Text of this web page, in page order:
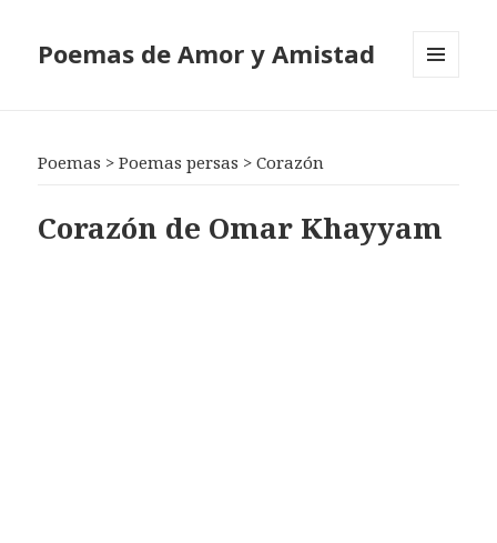
Poemas de Amor y Amistad
Poemas >Poemas persas >Corazón
Corazón de Omar Khayyam